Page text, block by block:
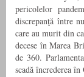
pericolelor
discrepanţă între
care au murit din
decese în Marea
de 360.
scadă încrederea în